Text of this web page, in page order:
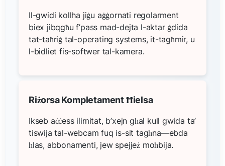
Il-gwidi kollha jiġu aġġornati regolarment
biex jibqgħu f’pass mad-dejta l-aktar ġdida
tat-taħriġ tal-operating systems, it-tagħmir, u
l-bidliet fis-softwer tal-kamera.
Riżorsa Kompletament Ħielsa
Ikseb aċċess ilimitat, b’xejn għal kull gwida ta’
tiswija tal-webcam fuq is-sit tagħna—ebda
ħlas, abbonamenti, jew spejjeż moħbija.